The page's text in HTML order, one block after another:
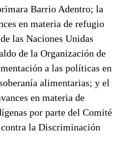
Barrio Adentro; la
en materia de refugio
las Naciones Unidas
de la Organización de
a las políticas en
alimentarias; y el
en materia de
por parte del Comité
la Discriminación